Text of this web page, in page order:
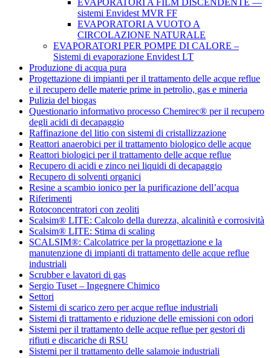
EVAPORATORI A FILM DISCENDENTE —
sistemi Envidest MVR FF
EVAPORATORI A VUOTO A
CIRCOLAZIONE NATURALE
EVAPORATORI PER POMPE DI CALORE –
Sistemi di evaporazione Envidest LT
Produzione di acqua pura
Progettazione di impianti per il trattamento delle acque reflue
e il recupero delle materie prime in petrolio, gas e mineria
Pulizia del biogas
Questionario informativo processo Chemirec® per il recupero
degli acidi di decapaggio
Raffinazione del litio con sistemi di cristallizzazione
Reattori anaerobici per il trattamento biologico delle acque
Reattori biologici per il trattamento delle acque reflue
Recupero di acidi e zinco nei liquidi di decapaggio
Recupero di solventi organici
Resine a scambio ionico per la purificazione dell’acqua
Riferimenti
Rotoconcentratori con zeoliti
Scalsim® LITE: Calcolo della durezza, alcalinità e corrosività
Scalsim® LITE: Stima di scaling
SCALSIM®: Calcolatrice per la progettazione e la
manutenzione di impianti di trattamento delle acque reflue
industriali
Scrubber e lavatori di gas
Sergio Tuset – Ingegnere Chimico
Settori
Sistemi di scarico zero per acque reflue industriali
Sistemi di trattamento e riduzione delle emissioni con odori
Sistemi per il trattamento delle acque reflue per gestori di
rifiuti e discariche di RSU
Sistemi per il trattamento delle salamoie industriali